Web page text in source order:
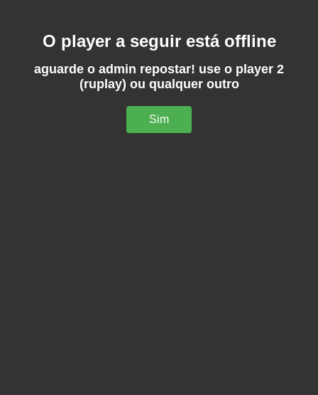
O player a seguir está offline
aguarde o admin repostar! use o player 2
(ruplay) ou qualquer outro
Sim